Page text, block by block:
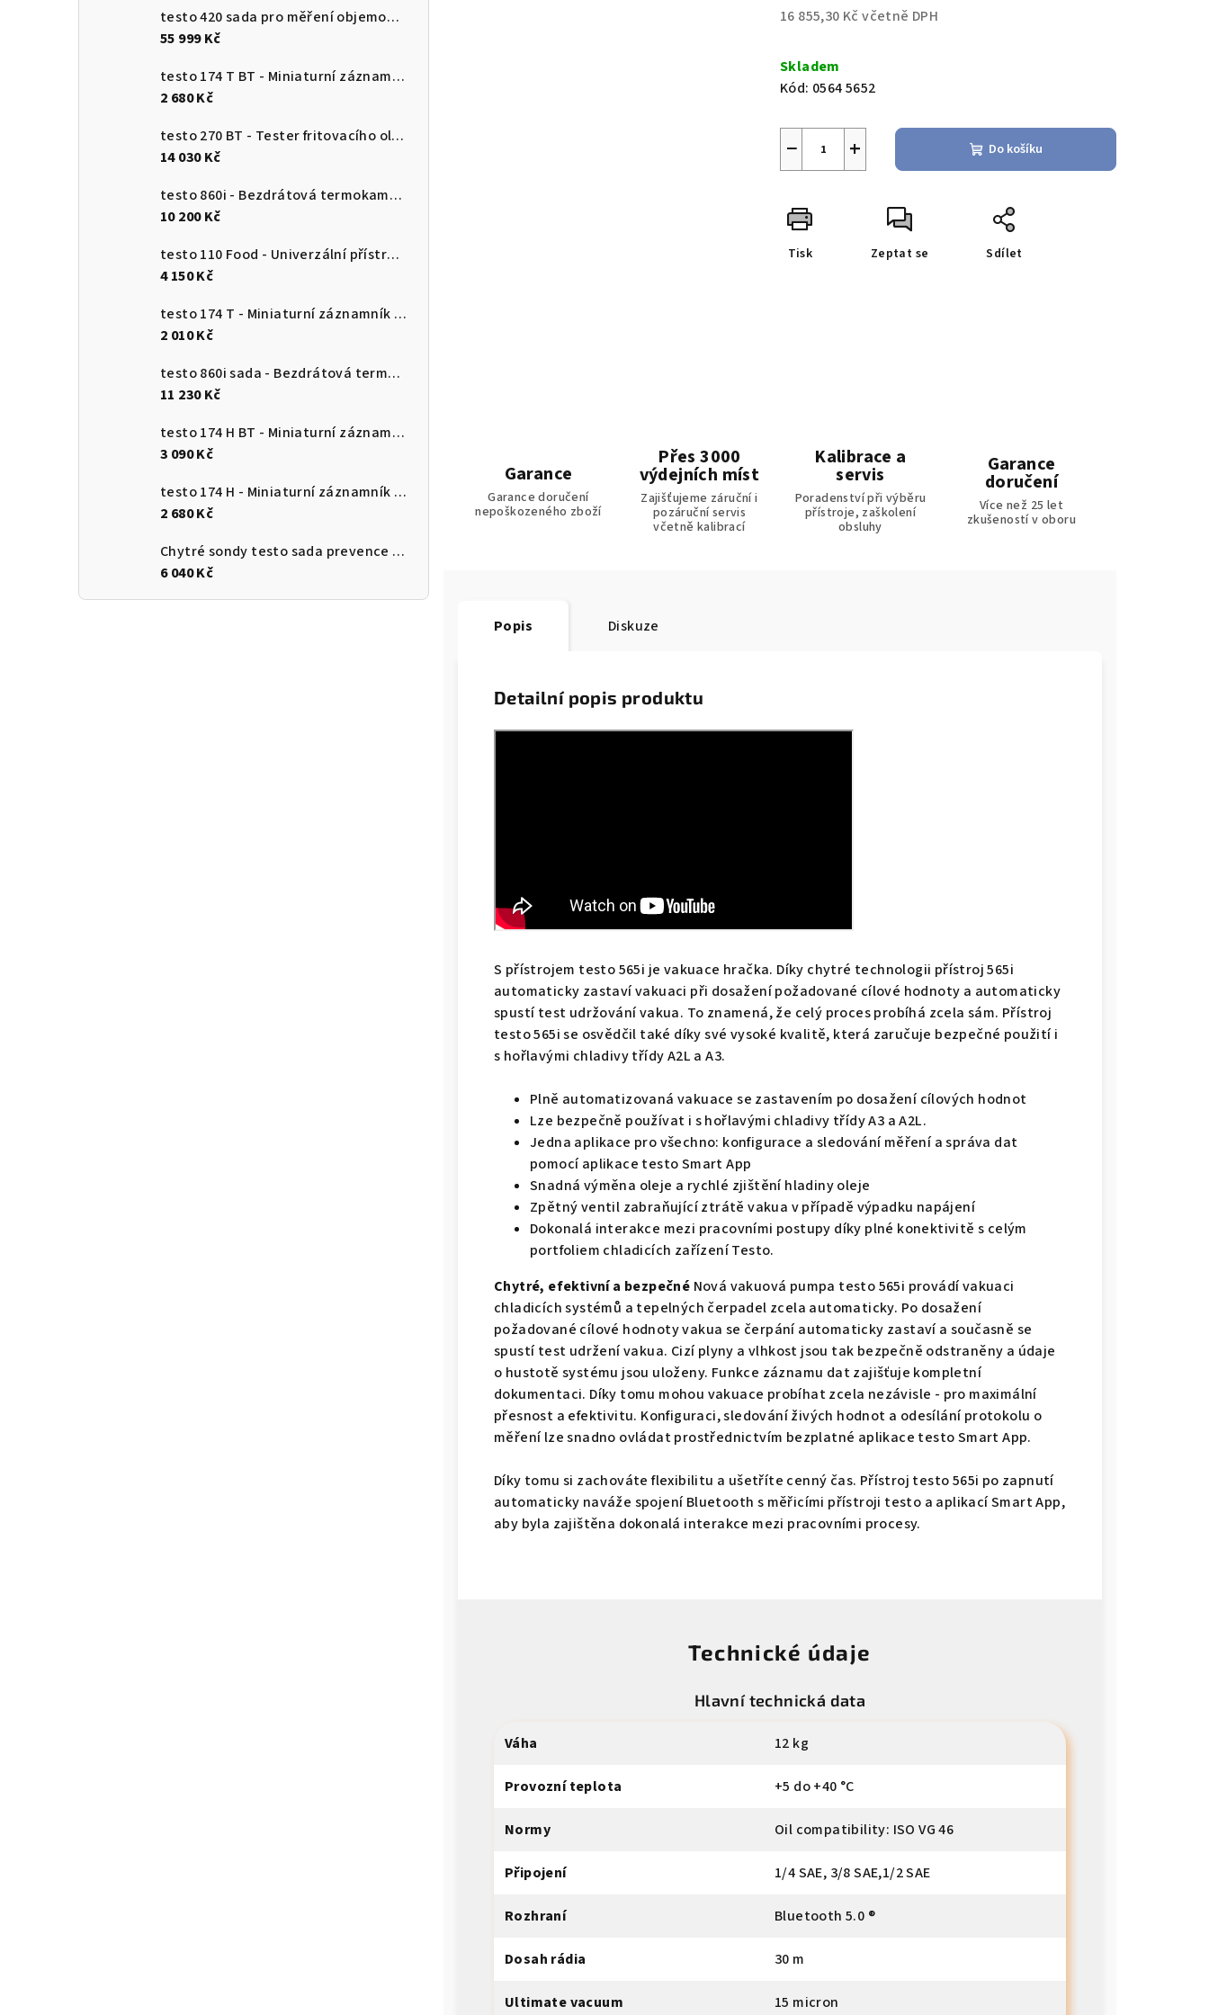
testo 420 sada pro měření objemového průtoku
55 999 Kč
testo 174 T BT - Miniaturní záznamník teploty s USB-C a softwarem pro PC
2 680 Kč
testo 270 BT - Tester fritovacího oleje
14 030 Kč
testo 860i - Bezdrátová termokamera pro chytré telefony
10 200 Kč
testo 110 Food - Univerzální přístroj pro měření teploty s připojením k aplikaci
4 150 Kč
testo 174 T - Miniaturní záznamník teploty s USB-C a softwarem pro PC
2 010 Kč
testo 860i sada - Bezdrátová termokamera pro chytré telefony
11 230 Kč
testo 174 H BT - Miniaturní záznamník pro měření teploty a vlhkosti s Bluetooth a připojením k aplikaci
3 090 Kč
testo 174 H - Miniaturní záznamník pro měření teploty a vlhkosti s USB-C a softwarem pro PC
2 680 Kč
Chytré sondy testo sada prevence plísně
6 040 Kč
16 855,30 Kč včetně DPH
cena:
Skladem
Kód: 0564 5652
+
− Do košíku
Tisk Zeptat se Sdílet
Garance
Garance doručení
nepoškozeného zboží
Přes 3000
výdejních míst
Zajišťujeme záruční i
pozáruční servis
včetně kalibrací
Kalibrace a
servis
Poradenství při výběru
přístroje, zaškolení
obsluhy
Garance
doručení
Více než 25 let
zkušeností v oboru
Popis Diskuze
Detailní popis produktu
S přístrojem testo 565i je vakuace hračka. Díky chytré technologii přístroj 565i
automaticky zastaví vakuaci při dosažení požadované cílové hodnoty a automaticky
spustí test udržování vakua. To znamená, že celý proces probíhá zcela sám. Přístroj
testo 565i se osvědčil také díky své vysoké kvalitě, která zaručuje bezpečné použití i
s hořlavými chladivy třídy A2L a A3.
Plně automatizovaná vakuace se zastavením po dosažení cílových hodnot
Lze bezpečně používat i s hořlavými chladivy třídy A3 a A2L.
Jedna aplikace pro všechno: konfigurace a sledování měření a správa dat
pomocí aplikace testo Smart App
Snadná výměna oleje a rychlé zjištění hladiny oleje
Zpětný ventil zabraňující ztrátě vakua v případě výpadku napájení
Dokonalá interakce mezi pracovními postupy díky plné konektivitě s celým
portfoliem chladicích zařízení Testo.
Chytré, efektivní a bezpečné Nová vakuová pumpa testo 565i provádí vakuaci
chladicích systémů a tepelných čerpadel zcela automaticky. Po dosažení
požadované cílové hodnoty vakua se čerpání automaticky zastaví a současně se
spustí test udržení vakua. Cizí plyny a vlhkost jsou tak bezpečně odstraněny a údaje
o hustotě systému jsou uloženy. Funkce záznamu dat zajišťuje kompletní
dokumentaci. Díky tomu mohou vakuace probíhat zcela nezávisle - pro maximální
přesnost a efektivitu. Konfiguraci, sledování živých hodnot a odesílání protokolu o
měření lze snadno ovládat prostřednictvím bezplatné aplikace testo Smart App.
Díky tomu si zachováte flexibilitu a ušetříte cenný čas. Přístroj testo 565i po zapnutí
automaticky naváže spojení Bluetooth s měřicími přístroji testo a aplikací Smart App,
aby byla zajištěna dokonalá interakce mezi pracovními procesy.
Technické údaje
Hlavní technická data
Váha 12 kg
Provozní teplota +5 do +40 °C
Normy Oil compatibility: ISO VG 46
Připojení 1/4 SAE, 3/8 SAE,1/2 SAE
Rozhraní Bluetooth 5.0 ®
Dosah rádia 30 m
Ultimate vacuum 15 micron